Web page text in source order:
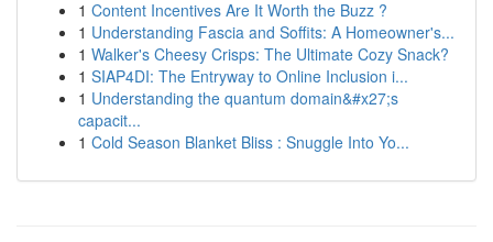
1 Content Incentives Are It Worth the Buzz ?
1 Understanding Fascia and Soffits: A Homeowner's...
1 Walker's Cheesy Crisps: The Ultimate Cozy Snack?
1 SIAP4DI: The Entryway to Online Inclusion i...
1 Understanding the quantum domain&#x27;s
capacit...
1 Cold Season Blanket Bliss : Snuggle Into Yo...